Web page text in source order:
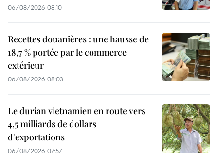
06/08/2026 08:10
Recettes douanières : une hausse de
18,7 % portée par le commerce
extérieur
06/08/2026 08:03
Le durian vietnamien en route vers
4,5 milliards de dollars
d'exportations
06/08/2026 07:57